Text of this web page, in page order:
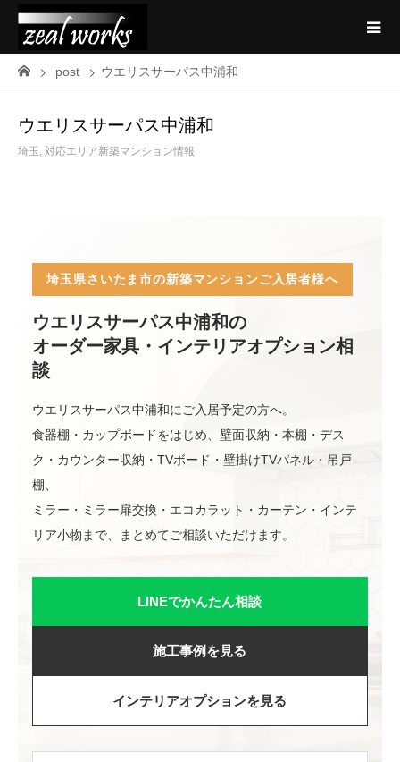
post ウエリスサーパス中浦和
ウエリスサーパス中浦和
埼玉 , 対応エリア新築マンション情報
埼玉県さいたま市の新築マンションご入居者様へ
ウエリスサーパス中浦和の
オーダー家具・インテリアオプション相
談
ウエリスサーパス中浦和にご入居予定の方へ。
食器棚・カップボードをはじめ、壁面収納・本棚・デス
ク・カウンター収納・TVボード・壁掛けTVパネル・吊戸
棚、
ミラー・ミラー扉交換・エコカラット・カーテン・インテ
リア小物まで、まとめてご相談いただけます。
LINEでかんたん相談
施工事例を見る
インテリアオプションを見る